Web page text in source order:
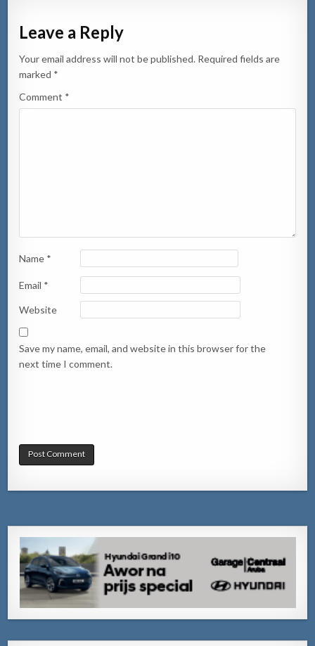
Leave a Reply
Your email address will not be published. Required fields are
marked *
Comment *
Name *
Email *
Website
Save my name, email, and website in this browser for the
next time I comment.